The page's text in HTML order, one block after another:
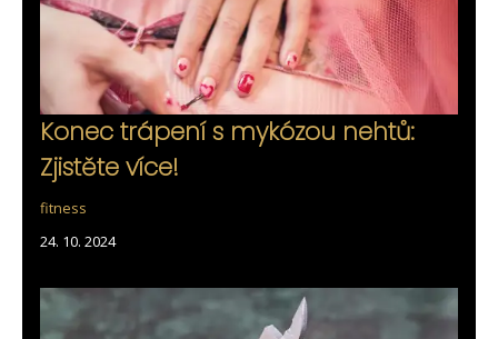
Konec trápení s mykózou nehtů:
Zjistěte více!
fitness
24. 10. 2024